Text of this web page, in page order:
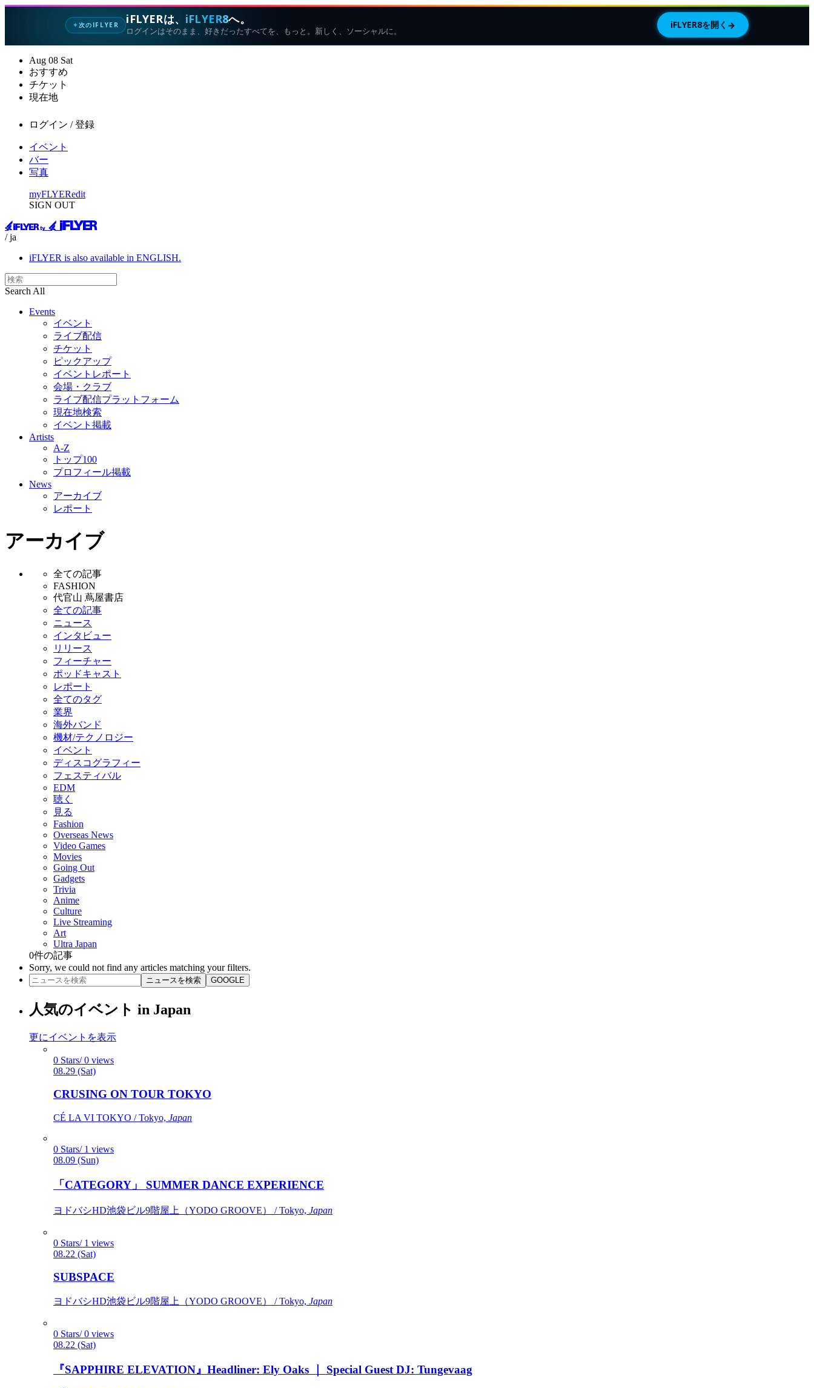
✦次のIFLYER iFLYERは、 iFLYER8へ。
ログインはそのまま、好きだったすべてを、もっと。新しく、ソーシャルに。
iFLYER8を開く →
Aug 08 Sat
おすすめ
チケット
現在地
ログイン / 登録
イベント
バー
写真
myFLYERedit
SIGN OUT
/ ja
iFLYER is also available in ENGLISH.
Search All
Events
イベント
ライブ配信
チケット
ピックアップ
イベントレポート
会場・クラブ
ライブ配信プラットフォーム
現在地検索
イベント掲載
Artists
A-Z
トップ100
プロフィール掲載
News
アーカイブ
レポート
アーカイブ
全ての記事
FASHION
代官山 蔦屋書店
全ての記事
ニュース
インタビュー
リリース
フィーチャー
ポッドキャスト
レポート
全てのタグ
業界
海外バンド
機材/テクノロジー
イベント
ディスコグラフィー
フェスティバル
EDM
聴く
見る
Fashion
Overseas News
Video Games
Movies
Going Out
Gadgets
Trivia
Anime
Culture
Live Streaming
Art
Ultra Japan
0件の記事
Sorry, we could not find any articles matching your filters.
ニュースを検索 GOOGLE
人気のイベント in Japan
更にイベントを表示
0 Stars/ 0 views
08.29 (Sat)
CRUSING ON TOUR TOKYO
CÉ LA VI TOKYO / Tokyo, Japan
0 Stars/ 1 views
08.09 (Sun)
「CATEGORY」 SUMMER DANCE EXPERIENCE
ヨドバシHD池袋ビル9階屋上（YODO GROOVE） / Tokyo, Japan
0 Stars/ 1 views
08.22 (Sat)
SUBSPACE
ヨドバシHD池袋ビル9階屋上（YODO GROOVE） / Tokyo, Japan
0 Stars/ 0 views
08.22 (Sat)
『SAPPHIRE ELEVATION』Headliner: Ely Oaks ｜ Special Guest DJ: Tungevaag